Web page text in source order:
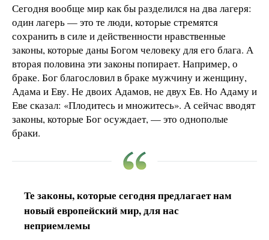
Сегодня вообще мир как бы разделился на два лагеря:
один лагерь — это те люди, которые стремятся
сохранить в силе и действенности нравственные
законы, которые даны Богом человеку для его блага. А
вторая половина эти законы попирает. Например, о
браке. Бог благословил в браке мужчину и женщину,
Адама и Еву. Не двоих Адамов, не двух Ев. Но Адаму и
Еве сказал: «Плодитесь и множитесь». А сейчас вводят
законы, которые Бог осуждает, — это однополые
браки.
Те законы, которые сегодня предлагает нам
новый европейский мир, для нас
неприемлемы